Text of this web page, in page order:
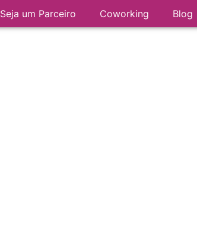
Seja um Parceiro Coworking Blog